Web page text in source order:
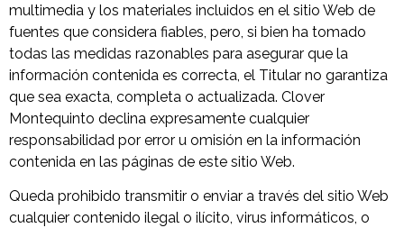
multimedia y los materiales incluidos en el sitio Web de
fuentes que considera fiables, pero, si bien ha tomado
todas las medidas razonables para asegurar que la
información contenida es correcta, el Titular no garantiza
que sea exacta, completa o actualizada. Clover
Montequinto declina expresamente cualquier
responsabilidad por error u omisión en la información
contenida en las páginas de este sitio Web.
Queda prohibido transmitir o enviar a través del sitio Web
cualquier contenido ilegal o ilícito, virus informáticos, o